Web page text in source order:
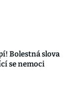
Bolestná slova
se nemoci